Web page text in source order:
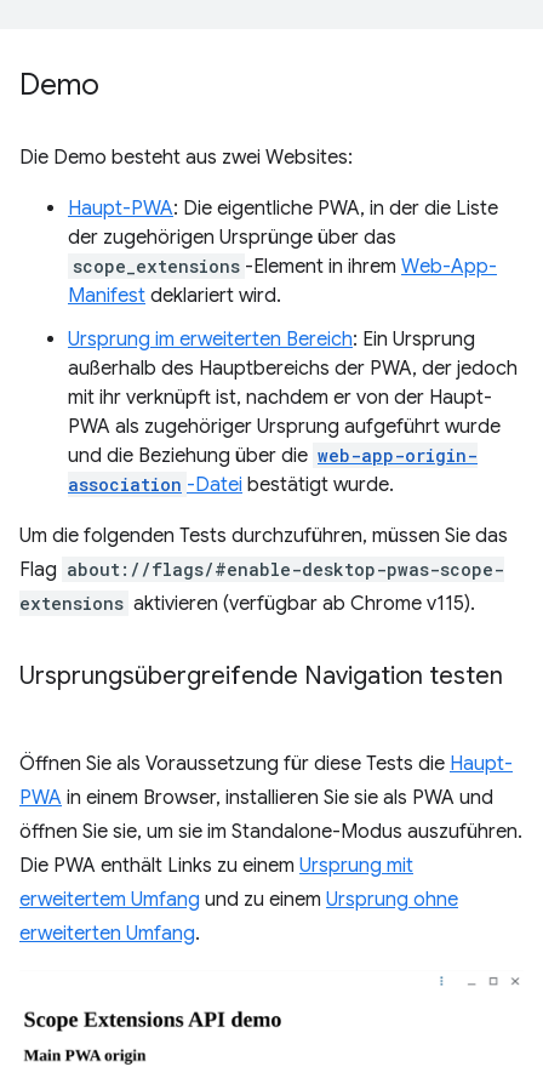
Demo
Die Demo besteht aus zwei Websites:
Haupt-PWA: Die eigentliche PWA, in der die Liste
der zugehörigen Ursprünge über das
scope_extensions -Element in ihrem Web-App-
Manifest deklariert wird.
Ursprung im erweiterten Bereich: Ein Ursprung
außerhalb des Hauptbereichs der PWA, der jedoch
mit ihr verknüpft ist, nachdem er von der Haupt-
PWA als zugehöriger Ursprung aufgeführt wurde
und die Beziehung über die web-app-origin-
association -Datei bestätigt wurde.
Um die folgenden Tests durchzuführen, müssen Sie das
Flag about://flags/#enable-desktop-pwas-scope-
extensions aktivieren (verfügbar ab Chrome v115).
Ursprungsübergreifende Navigation testen
Öffnen Sie als Voraussetzung für diese Tests die Haupt-
PWA in einem Browser, installieren Sie sie als PWA und
öffnen Sie sie, um sie im Standalone-Modus auszuführen.
Die PWA enthält Links zu einem Ursprung mit
erweitertem Umfang und zu einem Ursprung ohne
erweiterten Umfang.